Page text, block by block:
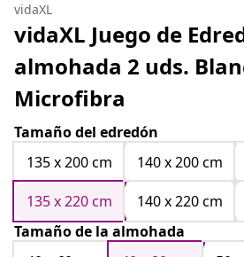
vidaXL
vidaXL Juego de
almohada 2 uds.
Microfibra
Tamaño del edredón
135 x 200 cm
140 x 200 cm
135 x 220 cm
140 x 220 cm
Tamaño de la almohada